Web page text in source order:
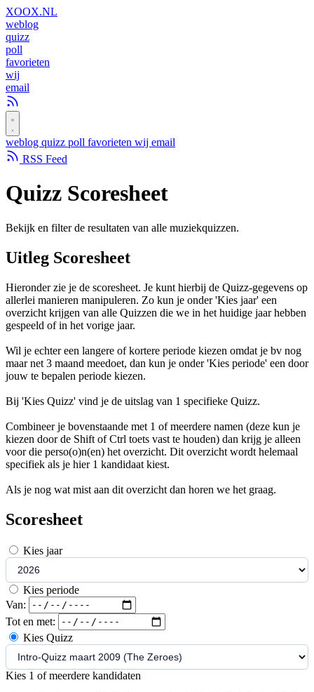
XOOX.NL
weblog
quizz
poll
favorieten
wij
email
weblog quizz poll favorieten wij email
RSS Feed
Quizz Scoresheet
Bekijk en filter de resultaten van alle muziekquizzen.
Uitleg Scoresheet
Hieronder zie je de scoresheet. Je kunt hierbij de Quizz-gegevens op
allerlei manieren manipuleren. Zo kun je onder 'Kies jaar' een
overzicht krijgen van alle Quizzen die we in het huidige jaar hebben
gespeeld of in het vorige jaar.
Wil je echter een langere of kortere periode kiezen omdat je bv nog
maar net 3 maand meedoet, dan kun je onder 'Kies periode' een door
jouw te bepalen periode kiezen.
Bij 'Kies Quizz' vind je de uitslag van 1 specifieke Quizz.
Combineer je bovenstaande met 1 of meerdere namen (deze kun je
kiezen door de Shift of Ctrl toets vast te houden) dan krijg je alleen
voor die perso(o)n(en) het overzicht. Dit overzicht wordt helemaal
specifiek als je hier 1 kandidaat kiest.
Als je nog wat mist aan dit overzicht dan horen we het graag.
Scoresheet
Kies jaar
Kies periode
Van:
Tot en met:
Kies Quizz
Kies 1 of meerdere kandidaten